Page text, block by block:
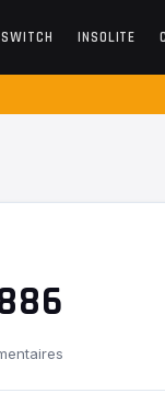
SWITCH INSOLITE
Sites